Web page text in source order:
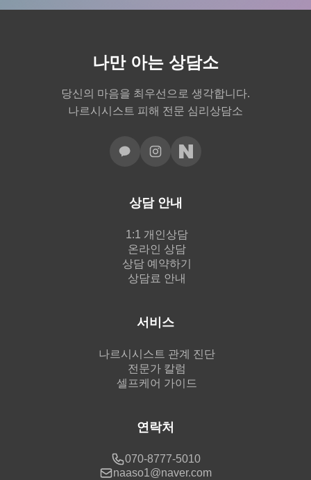
나만 아는 상담소
당신의 마음을 최우선으로 생각합니다.
나르시시스트 피해 전문 심리상담소
상담 안내
1:1 개인상담
온라인 상담
상담 예약하기
상담료 안내
서비스
나르시시스트 관계 진단
전문가 칼럼
셀프케어 가이드
연락처
070-8777-5010
naaso1@naver.com